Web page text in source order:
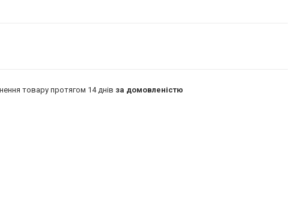
товару протягом 14 днів за домовленістю